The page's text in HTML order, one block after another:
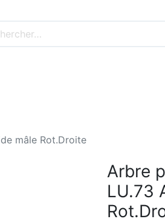
mâle Rot.Droite
Arbre
LU.73